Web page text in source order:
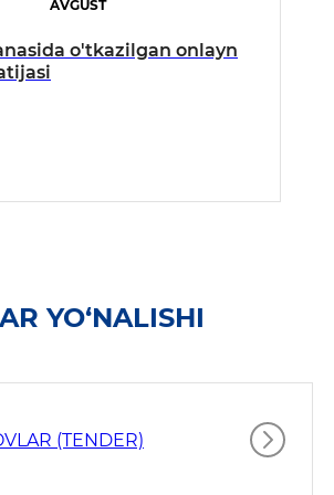
AVGUST
o'tkazilgan onlayn
YO‘NALISHI
(TENDER)